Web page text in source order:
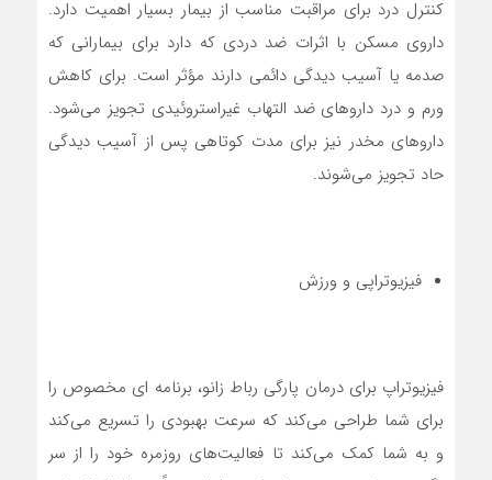
کنترل درد برای مراقبت مناسب از بیمار بسیار اهمیت دارد.
داروی مسکن با اثرات ضد دردی که دارد برای بیمارانی که
صدمه یا آسیب دیدگی دائمی دارند مؤثر است. برای کاهش
ورم و درد داروهای ضد التهاب غیراستروئیدی تجویز می‌شود.
داروهای مخدر نیز برای مدت کوتاهی پس از آسیب دیدگی
حاد تجویز می‌شوند.
فیزیوتراپی و ورزش
فیزیوتراپ برای درمان پارگی رباط زانو، برنامه ای مخصوص را
برای شما طراحی می‌کند که سرعت بهبودی را تسریع می‌کند
و به شما کمک می‌کند تا فعالیت‌های روزمره خود را از سر